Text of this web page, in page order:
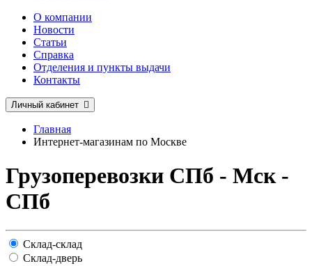
О компании
Новости
Статьи
Справка
Отделения и пункты выдачи
Контакты
Личный кабинет
Главная
Интернет-магазинам по Москве
Грузоперевозки СПб - Мск -
СПб
Склад-склад
Склад-дверь